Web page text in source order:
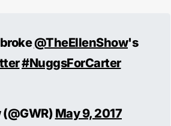
@TheEllenShow's
#NuggsForCarter
May 9, 2017